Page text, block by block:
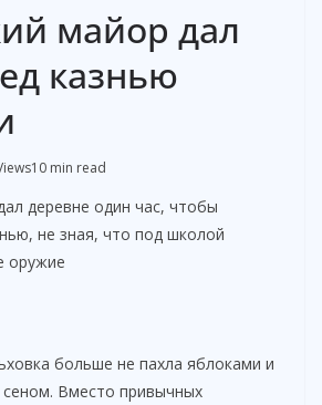
майор дал
казнью
10 min read
деревне один час, чтобы
не зная, что под школой
оружие
больше не пахла яблоками и
Вместо привычных